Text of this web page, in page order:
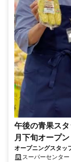
午後の青果ス
月下旬オープン
オープニングスタッ
ゆっくり勤務♪未経
スーパーセンタ